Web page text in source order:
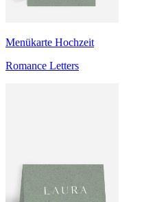
Menükarte Hochzeit
Romance Letters